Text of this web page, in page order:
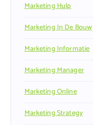
Marketing Hulp
Marketing In De Bouw
Marketing Informatie
Marketing Manager
Marketing Online
Marketing Strategy